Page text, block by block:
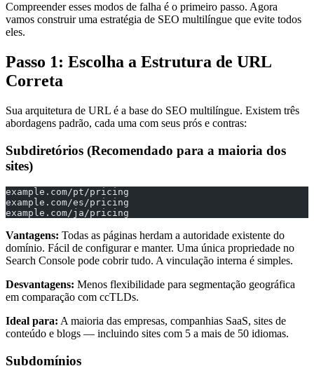
Compreender esses modos de falha é o primeiro passo. Agora
vamos construir uma estratégia de SEO multilíngue que evite todos
eles.
Passo 1: Escolha a Estrutura de URL
Correta
Sua arquitetura de URL é a base do SEO multilíngue. Existem três
abordagens padrão, cada uma com seus prós e contras:
Subdiretórios (Recomendado para a maioria dos
sites)
example.com/pt/pricing
example.com/es/pricing
example.com/ja/pricing
Vantagens: Todas as páginas herdam a autoridade existente do
domínio. Fácil de configurar e manter. Uma única propriedade no
Search Console pode cobrir tudo. A vinculação interna é simples.
Desvantagens: Menos flexibilidade para segmentação geográfica
em comparação com ccTLDs.
Ideal para: A maioria das empresas, companhias SaaS, sites de
conteúdo e blogs — incluindo sites com 5 a mais de 50 idiomas.
Subdomínios